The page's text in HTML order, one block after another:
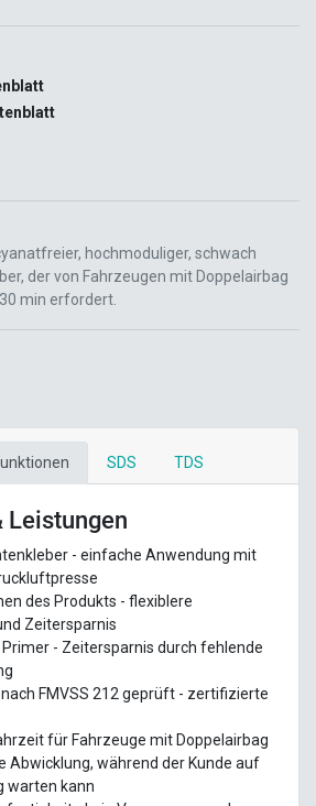
hochmoduliger, schwach
der von Fahrzeugen mit Doppelairbag
min erfordert.
SDS TDS
Leistungen
- einfache Anwendung mit
des Produkts - flexiblere
Zeitersparnis
- Zeitersparnis durch fehlende
nach FMVSS 212 geprüft - zertifizierte
für Fahrzeuge mit Doppelairbag
Abwicklung, während der Kunde auf
warten kann